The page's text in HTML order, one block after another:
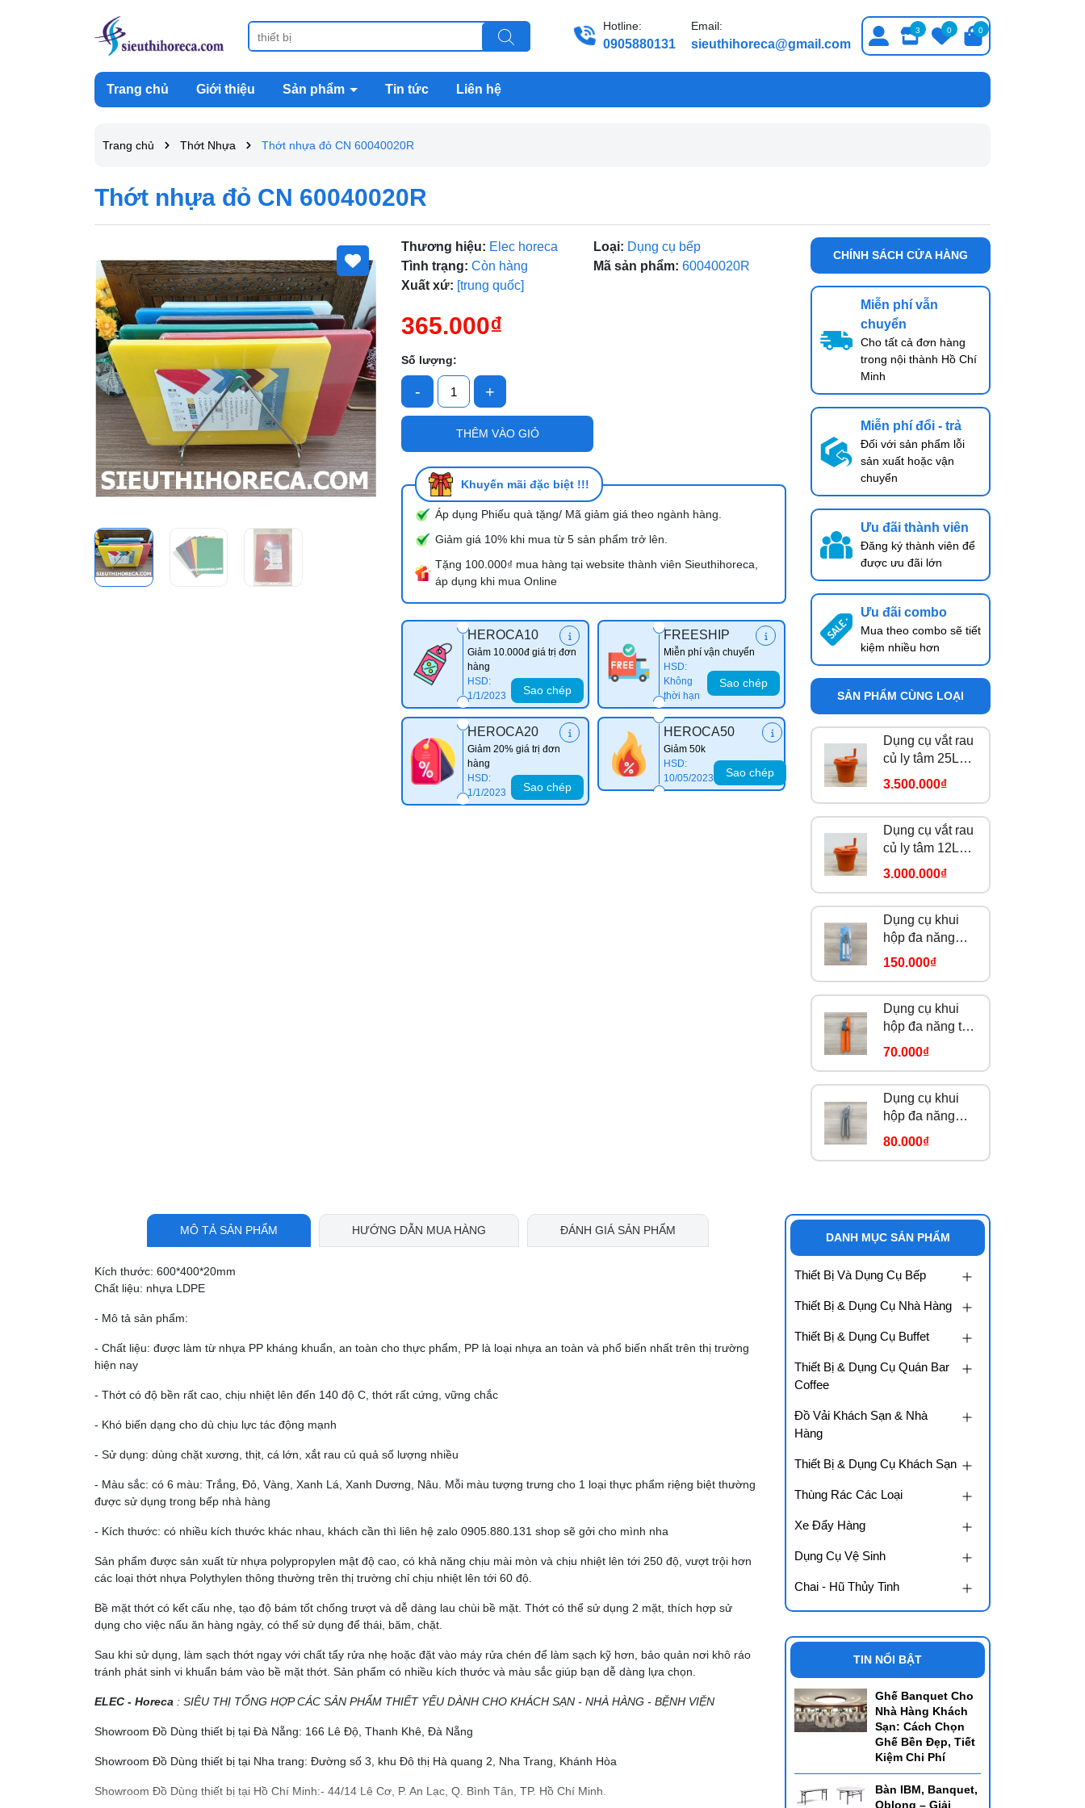
Hotline:
0905880131
Email:
sieuthihoreca@gmail.com
3 0 0
Trang chủ Giới thiệu Sản phẩm Tin tức Liên hệ
Trang chủ Thớt Nhựa Thớt nhựa đỏ CN 60040020R
Thớt nhựa đỏ CN 60040020R
Thương hiệu: Elec horeca Loại: Dụng cụ bếp
Tình trạng: Còn hàng Mã sản phẩm: 60040020R
Xuất xứ: [trung quốc]
365.000₫
Số lượng:
- +
THÊM VÀO GIỎ
Khuyến mãi đặc biệt !!!
Áp dụng Phiếu quà tặng/ Mã giảm giá theo ngành hàng.
Giảm giá 10% khi mua từ 5 sản phẩm trở lên.
Tặng 100.000₫ mua hàng tại website thành viên Sieuthihoreca,
áp dụng khi mua Online
HEROCA10
Giảm 10.000đ giá trị đơn
hàng
HSD:
1/1/2023
Sao chép
FREESHIP
Miễn phí vận chuyển
HSD:
Không
thời hạn
Sao chép
HEROCA20
Giảm 20% giá trị đơn
hàng
HSD:
1/1/2023
Sao chép
HEROCA50
Giảm 50k
HSD:
10/05/2023
Sao chép
Mã giảm giá:
Điều kiện:
CHÍNH SÁCH CỬA HÀNG
Miễn phí vẫn
chuyển
Cho tất cả đơn hàng
trong nội thành Hồ Chí
Minh
Miễn phí đổi - trả
Đối với sản phẩm lỗi
sản xuất hoặc vận
chuyển
Ưu đãi thành viên
Đăng ký thành viên để
được ưu đãi lớn
Ưu đãi combo
Mua theo combo sẽ tiết
kiệm nhiều hơn
SẢN PHẨM CÙNG LOẠI
Dụng cụ vắt rau
củ ly tâm 25L
DC0398
3.500.000₫
Dụng cụ vắt rau
củ ly tâm 12L
DC0396
3.000.000₫
Dụng cụ khui
hộp đa năng
FZ-06
150.000₫
Dụng cụ khui
hộp đa năng tay
cầm cam
70.000₫
Dụng cụ khui
hộp đa năng
184913
80.000₫
MÔ TẢ SẢN PHẨM HƯỚNG DẪN MUA HÀNG ĐÁNH GIÁ SẢN PHẨM
Kích thước: 600*400*20mm
Chất liệu: nhựa LDPE
- Mô tả sản phẩm:
- Chất liệu: được làm từ nhựa PP kháng khuẩn, an toàn cho thực phẩm, PP là loại nhựa an toàn và phổ biến nhất trên thị trường
hiện nay
- Thớt có độ bền rất cao, chịu nhiệt lên đến 140 độ C, thớt rất cứng, vững chắc
- Khó biến dạng cho dù chịu lực tác động mạnh
- Sử dụng: dùng chặt xương, thịt, cá lớn, xắt rau củ quả số lượng nhiều
- Màu sắc: có 6 màu: Trắng, Đỏ, Vàng, Xanh Lá, Xanh Dương, Nâu. Mỗi màu tượng trưng cho 1 loại thực phẩm riệng biệt thường
được sử dụng trong bếp nhà hàng
- Kích thước: có nhiều kích thước khác nhau, khách cần thì liên hệ zalo 0905.880.131 shop sẽ gởi cho mình nha
Sản phẩm được sản xuất từ nhựa polypropylen mật độ cao, có khả năng chịu mài mòn và chịu nhiệt lên tới 250 độ, vượt trội hơn
các loại thớt nhựa Polythylen thông thường trên thị trường chỉ chịu nhiệt lên tới 60 độ.
Bề mặt thớt có kết cấu nhẹ, tạo độ bám tốt chống trượt và dễ dàng lau chùi bề mặt. Thớt có thể sử dụng 2 mặt, thích hợp sử
dụng cho việc nấu ăn hàng ngày, có thể sử dụng để thái, băm, chặt.
Sau khi sử dụng, làm sạch thớt ngay với chất tẩy rửa nhẹ hoặc đặt vào máy rửa chén để làm sạch kỹ hơn, bảo quản nơi khô ráo
tránh phát sinh vi khuẩn bám vào bề mặt thớt. Sản phẩm có nhiều kích thước và màu sắc giúp bạn dễ dàng lựa chọn.
ELEC - Horeca : SIÊU THỊ TỔNG HỢP CÁC SẢN PHẨM THIẾT YẾU DÀNH CHO KHÁCH SẠN - NHÀ HÀNG - BỆNH VIỆN
Showroom Đồ Dùng thiết bị tại Đà Nẵng: 166 Lê Độ, Thanh Khê, Đà Nẵng
Showroom Đồ Dùng thiết bị tại Nha trang: Đường số 3, khu Đô thị Hà quang 2, Nha Trang, Khánh Hòa
Showroom Đồ Dùng thiết bị tại Hồ Chí Minh:- 44/14 Lê Cơ, P. An Lạc, Q. Bình Tân, TP. Hồ Chí Minh.
DANH MỤC SẢN PHẨM
Thiết Bị Và Dụng Cụ Bếp
Thiết Bị & Dụng Cụ Nhà Hàng
Thiết Bị & Dụng Cụ Buffet
Thiết Bị & Dụng Cụ Quán Bar
Coffee
Đồ Vải Khách Sạn & Nhà
Hàng
Thiết Bị & Dụng Cụ Khách Sạn
Thùng Rác Các Loại
Xe Đẩy Hàng
Dụng Cụ Vệ Sinh
Chai - Hũ Thủy Tinh
TIN NỔI BẬT
Ghế Banquet Cho
Nhà Hàng Khách
Sạn: Cách Chọn
Ghế Bền Đẹp, Tiết
Kiệm Chi Phí
Bàn IBM, Banquet,
Oblong – Giải